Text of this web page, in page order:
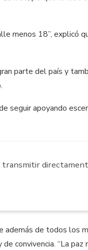
menos 18”, explicó
parte del país y
seguir apoyando
además de todos los
convivencia. “La paz